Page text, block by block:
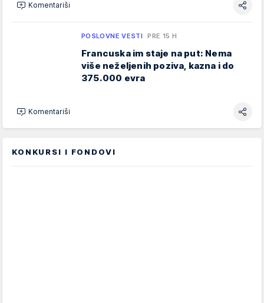
Komentariši
POSLOVNE VESTI PRE 15 H
Francuska im staje na put: Nema
više neželjenih poziva, kazna i do
375.000 evra
Komentariši
KONKURSI I FONDOVI